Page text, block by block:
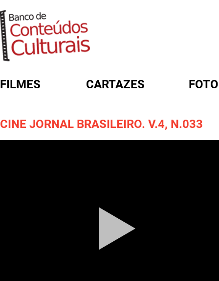
FILMES CARTAZES
CINE JORNAL BRASILEIRO. V.4, N.033